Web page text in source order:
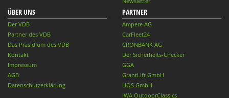
ÜBER UNS
Der VDB
Partner des VDB
Das Präsidium des VDB
Kontakt
Impressum
AGB
Datenschutzerklärung
PARTNER
Ampere AG
CarFleet24
CRONBANK AG
Der Sicherheits-Checker
GGA
GrantLift GmbH
HQS GmbH
IWA OutdoorClassics